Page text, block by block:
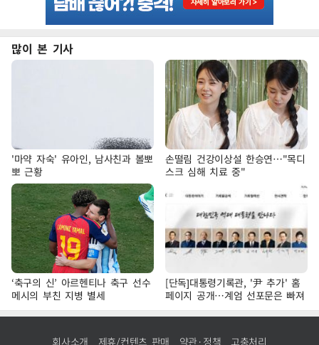
많이 본 기사
'마약 자숙' 유아인, 남사친과 볼뽀
뽀 근황
손떨림 건강이상설 한승연…"목디
스크 심해 치료 중"
‘축구의 신’ 아르헨티나 축구 선수
메시의 부친 지병 별세
[단독]대통령기록관, '尹 추가' 홈
페이지 공개…계엄 선포문은 빠져
회사소개 제휴/컨텐츠 판매 약관·정책 고충처리